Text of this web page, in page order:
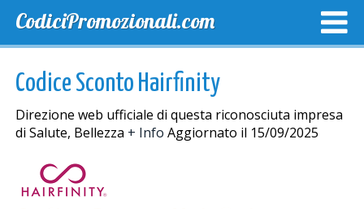
CodiciPromozionali.com
Codice Sconto Hairfinity
Direzione web ufficiale di questa riconosciuta impresa
di Salute, Bellezza + Info Aggiornato il 15/09/2025